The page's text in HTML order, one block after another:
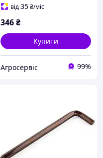
від35₴/міс
346₴
Купити
Агросервіс 99%